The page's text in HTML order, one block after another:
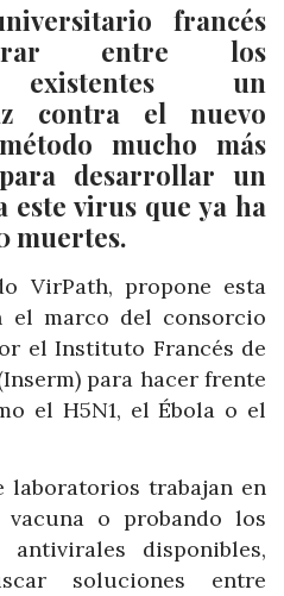
francés
entre los
existentes un
contra el nuevo
mucho más
desarrollar un
virus que ya ha
muertes.
VirPath, propone esta
el marco del consorcio
el Instituto Francés de
para hacer frente
el H5N1, el Ébola o el
laboratorios trabajan en
o probando los
antivirales disponibles,
soluciones entre